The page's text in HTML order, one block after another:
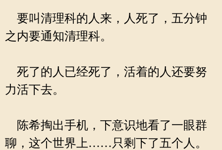
要叫清理科的人来，人死了，五分钟
之内要通知清理科。
死了的人已经死了，活着的人还要努
力活下去。
陈希掏出手机，下意识地看了一眼群
聊，这个世界上……只剩下了五个人。